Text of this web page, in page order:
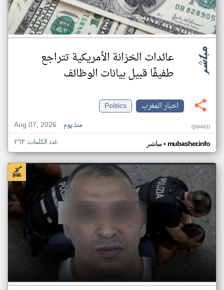
عائدات الخزانة الأمريكية تتراجع
طفيفًا قبيل بيانات الوظائف
اخبار المغرب
Politics
Aug 07, 2026
منذ يوم QI94KD
مباشر• mubasher.info عدد الكلمات: ٢٦٣